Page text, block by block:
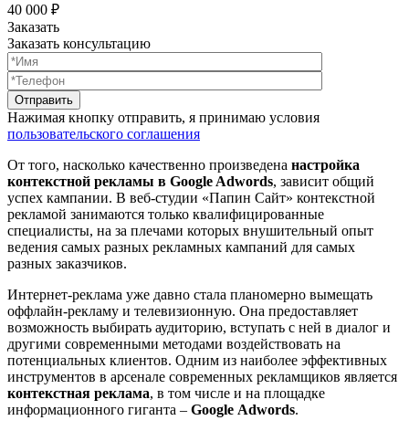
40 000 ₽
Заказать
Заказать консультацию
Нажимая кнопку отправить, я принимаю условия
пользовательского соглашения
От того, насколько качественно произведена настройка
контекстной рекламы в Google Adwords, зависит общий
успех кампании. В веб-студии «Папин Сайт» контекстной
рекламой занимаются только квалифицированные
специалисты, на за плечами которых внушительный опыт
ведения самых разных рекламных кампаний для самых
разных заказчиков.
Интернет-реклама уже давно стала планомерно вымещать
оффлайн-рекламу и телевизионную. Она предоставляет
возможность выбирать аудиторию, вступать с ней в диалог и
другими современными методами воздействовать на
потенциальных клиентов. Одним из наиболее эффективных
инструментов в арсенале современных рекламщиков является
контекстная реклама, в том числе и на площадке
информационного гиганта – Google Adwords.